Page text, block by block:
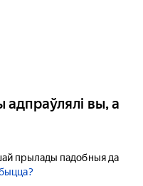
вы, а
прылады падобныя да